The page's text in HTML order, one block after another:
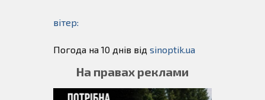
вітер:
Погода на 10 днів від sinoptik.ua
На правах реклами